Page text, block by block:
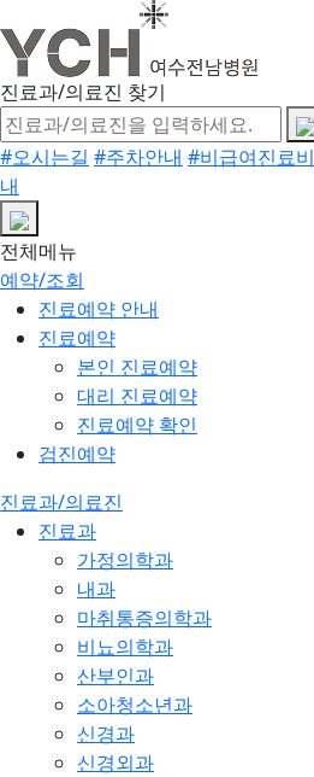
진료과/의료진 찾기
#오시는길 #주차안내 #비급여진료비
내
전체메뉴
예약/조회
진료예약 안내
진료예약
본인 진료예약
대리 진료예약
진료예약 확인
검진예약
진료과/의료진
진료과
가정의학과
내과
마취통증의학과
비뇨의학과
산부인과
소아청소년과
신경과
신경외과